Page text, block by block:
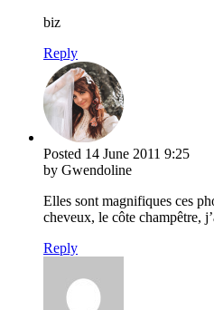
biz
Reply
Posted 14 June 2011 9:25
by Gwendoline
Elles sont magnifiques ces
cheveux, le côte champêtre,
Reply